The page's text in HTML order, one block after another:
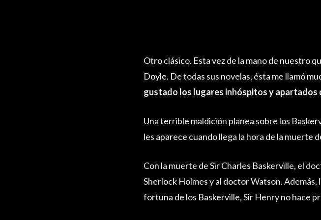
Otro clásico. Esta vez de la mano de nuestro
Doyle. De todas sus novelas, ésta me llamó
gustado los lugares inhóspitos y apartados
Una terrible maldición planea sobre los
les aparece cuando llega la hora de la muerte
Con la muerte de Sir Charles Baskerville, el
Sherlock Holmes y al doctor Watson.
fortuna de los Baskerville, Sir Henry no hace